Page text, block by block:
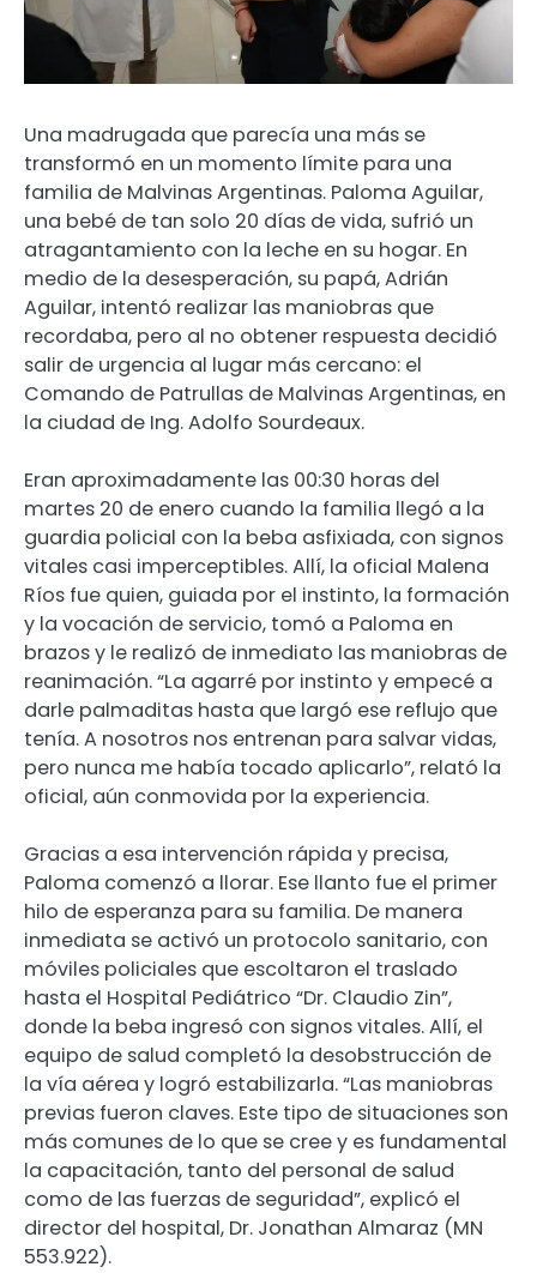
Una madrugada que parecía una más se
transformó en un momento límite para una
familia de Malvinas Argentinas. Paloma Aguilar,
una bebé de tan solo 20 días de vida, sufrió un
atragantamiento con la leche en su hogar. En
medio de la desesperación, su papá, Adrián
Aguilar, intentó realizar las maniobras que
recordaba, pero al no obtener respuesta decidió
salir de urgencia al lugar más cercano: el
Comando de Patrullas de Malvinas Argentinas, en
la ciudad de Ing. Adolfo Sourdeaux.
Eran aproximadamente las 00:30 horas del
martes 20 de enero cuando la familia llegó a la
guardia policial con la beba asfixiada, con signos
vitales casi imperceptibles. Allí, la oficial Malena
Ríos fue quien, guiada por el instinto, la formación
y la vocación de servicio, tomó a Paloma en
brazos y le realizó de inmediato las maniobras de
reanimación. “La agarré por instinto y empecé a
darle palmaditas hasta que largó ese reflujo que
tenía. A nosotros nos entrenan para salvar vidas,
pero nunca me había tocado aplicarlo”, relató la
oficial, aún conmovida por la experiencia.
Gracias a esa intervención rápida y precisa,
Paloma comenzó a llorar. Ese llanto fue el primer
hilo de esperanza para su familia. De manera
inmediata se activó un protocolo sanitario, con
móviles policiales que escoltaron el traslado
hasta el Hospital Pediátrico “Dr. Claudio Zin”,
donde la beba ingresó con signos vitales. Allí, el
equipo de salud completó la desobstrucción de
la vía aérea y logró estabilizarla. “Las maniobras
previas fueron claves. Este tipo de situaciones son
más comunes de lo que se cree y es fundamental
la capacitación, tanto del personal de salud
como de las fuerzas de seguridad”, explicó el
director del hospital, Dr. Jonathan Almaraz (MN
553.922).